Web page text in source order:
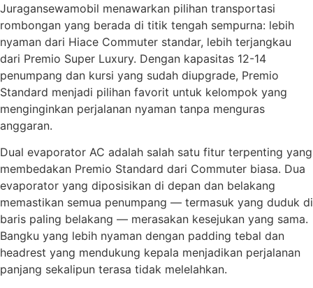
Juragansewamobil menawarkan pilihan transportasi
rombongan yang berada di titik tengah sempurna: lebih
nyaman dari Hiace Commuter standar, lebih terjangkau
dari Premio Super Luxury. Dengan kapasitas 12-14
penumpang dan kursi yang sudah diupgrade, Premio
Standard menjadi pilihan favorit untuk kelompok yang
menginginkan perjalanan nyaman tanpa menguras
anggaran.
Dual evaporator AC adalah salah satu fitur terpenting yang
membedakan Premio Standard dari Commuter biasa. Dua
evaporator yang diposisikan di depan dan belakang
memastikan semua penumpang — termasuk yang duduk di
baris paling belakang — merasakan kesejukan yang sama.
Bangku yang lebih nyaman dengan padding tebal dan
headrest yang mendukung kepala menjadikan perjalanan
panjang sekalipun terasa tidak melelahkan.